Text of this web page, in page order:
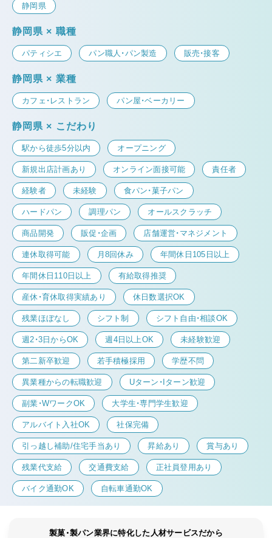
静岡県
静岡県 × 職種
パティシエ パン職人・パン製造 販売・接客
静岡県 × 業種
カフェ・レストラン パン屋・ベーカリー
静岡県 × こだわり
駅から徒歩5分以内 オープニング
新規出店計画あり オンライン面接可能 責任者
経験者 未経験 食パン・菓子パン
ハードパン 調理パン オールスクラッチ
商品開発 販促・企画 店舗運営・マネジメント
連休取得可能 月8回休み 年間休日105日以上
年間休日110日以上 有給取得推奨
産休・育休取得実績あり 休日数選択OK
残業ほぼなし シフト制 シフト自由・相談OK
週2・3日からOK 週4日以上OK 未経験歓迎
第二新卒歓迎 若手積極採用 学歴不問
異業種からの転職歓迎 Uターン・Iターン歓迎
副業・WワークOK 大学生・専門学生歓迎
アルバイト入社OK 社保完備
引っ越し補助/住宅手当あり 昇給あり 賞与あり
残業代支給 交通費支給 正社員登用あり
バイク通勤OK 自転車通勤OK
製菓・製パン業界に特化した人材サービスだから